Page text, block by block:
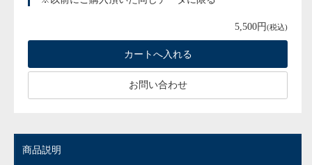
5,500円(税込)
お問い合わせ
商品説明